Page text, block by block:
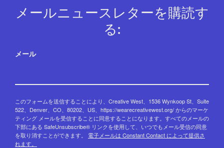
メールニュースレターを購読す
る:
メール
このフォームを送信することにより、Creative West、1536 Wynkoop St、Suite
522、Denver、CO、80202、US、https://wearecreativewest.org/ からのマーケ
ティング メールを受信することに同意することになります。すべてのメールの
下部にある SafeUnsubscribe® リンクを使用して、いつでもメール受信の同意
を取り消すことができます。 電子メールは Constant Contact によって提供さ
れます。